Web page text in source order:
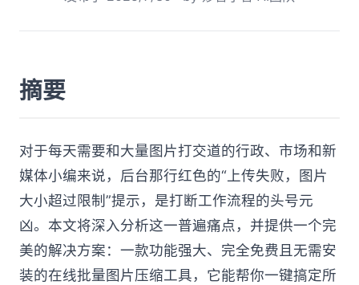
摘要
对于每天需要和大量图片打交道的行政、市场和新
媒体小编来说，后台那行红色的“上传失败，图片
大小超过限制”提示，是打断工作流程的头号元
凶。本文将深入分析这一普遍痛点，并提供一个完
美的解决方案：一款功能强大、完全免费且无需安
装的在线批量图片压缩工具，它能帮你一键搞定所